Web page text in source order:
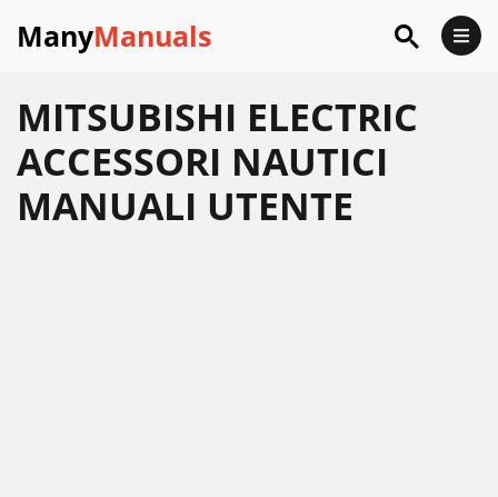
ManyManuals
MITSUBISHI ELECTRIC
ACCESSORI NAUTICI
MANUALI UTENTE